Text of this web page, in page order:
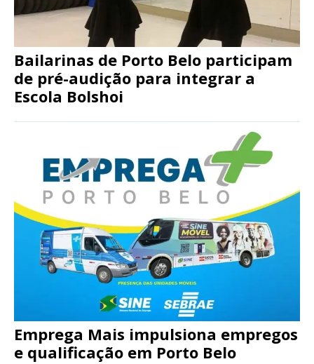
Bailarinas de Porto Belo participam
de pré-audição para integrar a
Escola Bolshoi
Emprega Mais impulsiona empregos
e qualificação em Porto Belo